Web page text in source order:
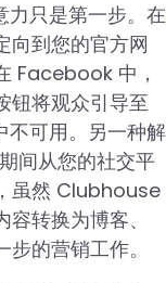
只是第一步。在
向到您的官方网
Facebook 中，
钮将观众引导至
可用。另一种解
间从您的社交平
虽然 Clubhouse
转换为博客、
的营销工作。